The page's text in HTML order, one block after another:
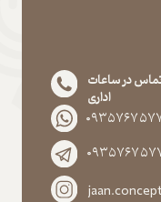
: تلفن تماس در ساعات
اداری